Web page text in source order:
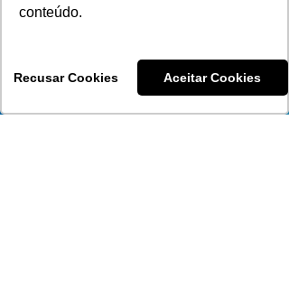
conteúdo.
Recusar Cookies Aceitar Cookies
Carências